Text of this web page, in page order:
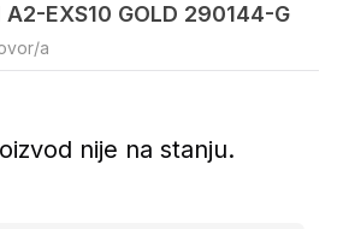
EXS10 GOLD 290144-G
a
nije na stanju.